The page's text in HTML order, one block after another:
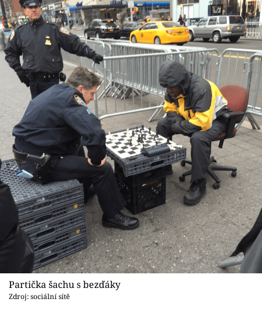
Partička šachu s bezďáky
Zdroj: sociální sítě